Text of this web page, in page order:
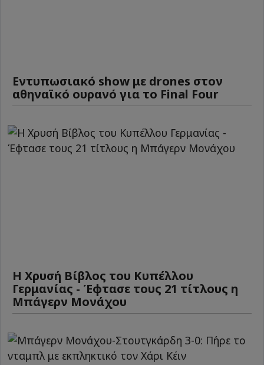
Εντυπωσιακό show με drones στον
αθηναϊκό ουρανό για το Final Four
Η Χρυσή Βίβλος του Κυπέλλου
Γερμανίας - Έφτασε τους 21 τίτλους η
Μπάγερν Μονάχου